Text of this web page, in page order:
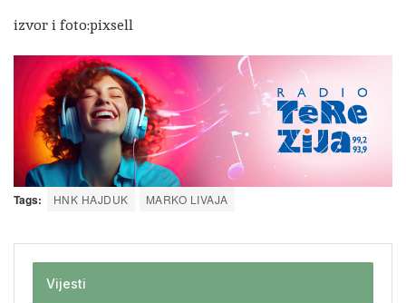
izvor i foto:pixsell
Tags: HNK HAJDUK MARKO LIVAJA
Vijesti